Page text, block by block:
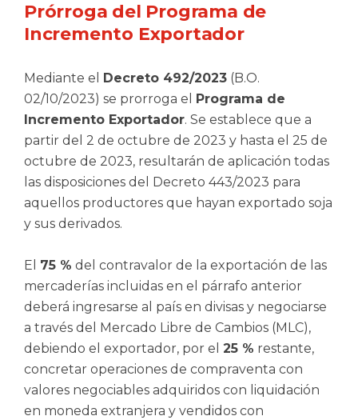
Prórroga del Programa de
Incremento Exportador
Mediante el Decreto 492/2023 (B.O.
02/10/2023) se prorroga el
Programa de
Incremento Exportador. Se establece que a
partir del 2 de octubre de 2023 y hasta el 25 de
octubre de 2023, resultarán de aplicación todas
las disposiciones del Decreto 443/2023 para
aquellos productores que hayan exportado soja
y sus derivados.
El 75 % del contravalor de la exportación de las
mercaderías incluidas en el párrafo anterior
deberá ingresarse al país en divisas y negociarse
a través del Mercado Libre de Cambios (MLC),
debiendo el exportador, por el 25 % restante,
concretar operaciones de compraventa con
valores negociables adquiridos con liquidación
en moneda extranjera y vendidos con